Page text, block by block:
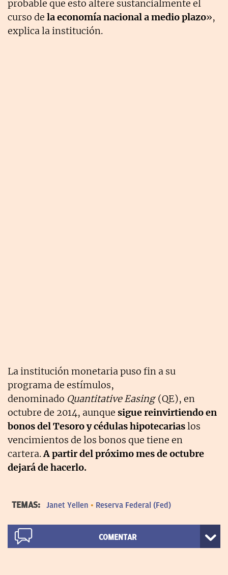
probable que esto altere sustancialmente el
curso de la economía nacional a medio plazo»,
explica la institución.
La institución monetaria puso fin a su
programa de estímulos,
denominado Quantitative Easing(QE), en
octubre de 2014, aunque sigue reinvirtiendo en
bonos del Tesoro y cédulas hipotecariaslos
vencimientos de los bonos que tiene en
cartera.A partir del próximo mes de octubre
dejará de hacerlo.
TEMAS: Janet Yellen Reserva Federal (Fed)
COMENTAR